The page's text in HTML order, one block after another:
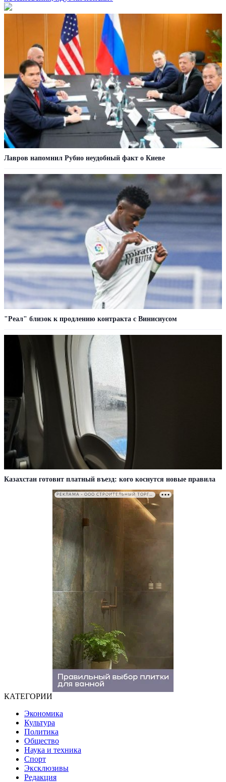
Лавров напомнил Рубио неудобный факт о Киеве
"Реал" близок к продлению контракта с Винисиусом
Казахстан готовит платный въезд: кого коснутся новые правила
РЕКЛАМА • ООО СТРОИТЕЛЬНЫЙ ТОРГОВЫЙ ДОМ «ПЕТРОВИЧ». ИНН: 7802348846
КАТЕГОРИИ
Экономика
Культура
Политика
Общество
Наука и техника
Спорт
Эксклюзивы
Редакция